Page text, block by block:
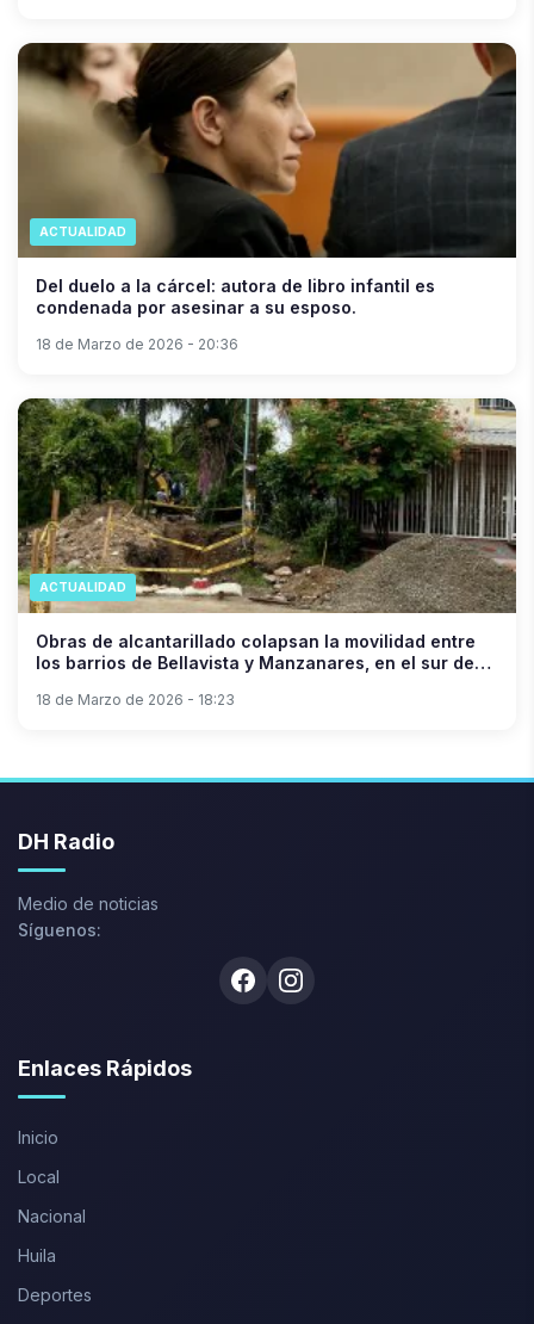
ACTUALIDAD
Del duelo a la cárcel: autora de libro infantil es
condenada por asesinar a su esposo.
18 de Marzo de 2026 - 20:36
ACTUALIDAD
Obras de alcantarillado colapsan la movilidad entre
los barrios de Bellavista y Manzanares, en el sur de
18 de Marzo de 2026 - 18:23
DH Radio
Medio de noticias
Síguenos:
FacebookInstagram
Enlaces Rápidos
Inicio
Local
Nacional
Huila
Deportes